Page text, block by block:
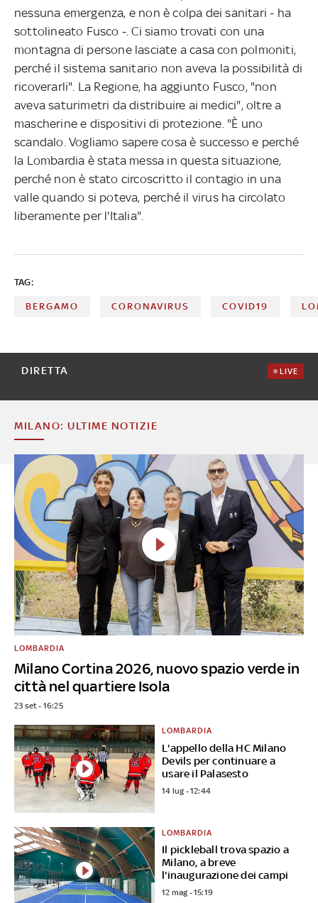
nessuna emergenza, e non è colpa dei sanitari - ha
sottolineato Fusco -. Ci siamo trovati con una
montagna di persone lasciate a casa con polmoniti,
perché il sistema sanitario non aveva la possibilità di
ricoverarli". La Regione, ha aggiunto Fusco, "non
aveva saturimetri da distribuire ai medici", oltre a
mascherine e dispositivi di protezione. "È uno
scandalo. Vogliamo sapere cosa è successo e perché
la Lombardia è stata messa in questa situazione,
perché non è stato circoscritto il contagio in una
valle quando si poteva, perché il virus ha circolato
liberamente per l'Italia".
TAG:
BERGAMO CORONAVIRUS COVID19
DIRETTA LIVE
MILANO: ULTIME NOTIZIE
Milano Cortina 2026, nuovo spazio verde in
città nel quartiere Isola
LOMBARDIA
23 set - 16:25
L'appello della HC Milano
Devils per continuare a
usare il Palasesto
LOMBARDIA
14 lug - 12:44
Il pickleball trova spazio a
Milano, a breve
l'inaugurazione dei campi
LOMBARDIA
12 mag - 15:19